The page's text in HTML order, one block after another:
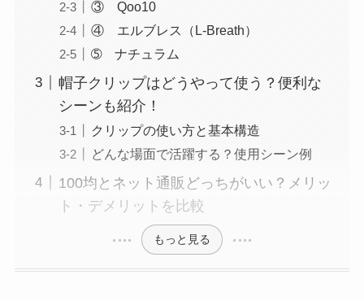
③ Qoo10
④ エルブレス（L-Breath）
➄ ナチュラム
帽子クリップはどうやって使う？便利な
シーンも紹介！
クリップの使い方と基本構造
どんな場面で活躍する？使用シーン例
100均とネット通販どっちがいい？メリッ
ト・デメリットを比較
もっと見る